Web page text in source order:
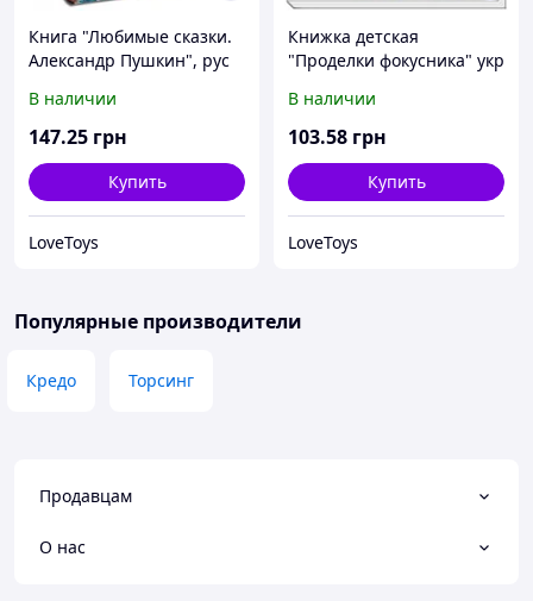
Книга "Любимые сказки.
Александр Пушкин", рус
В наличии
147.25 грн
Купить
LoveToys
Книжка детская
"Проделки фокусника" укр
В наличии
103.58 грн
Купить
LoveToys
Популярные производители
Кредо Торсинг
Продавцам
О нас